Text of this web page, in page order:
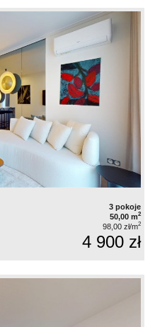
3 pokoje
50,00 m2
98,00 zł/m2
4 900 zł